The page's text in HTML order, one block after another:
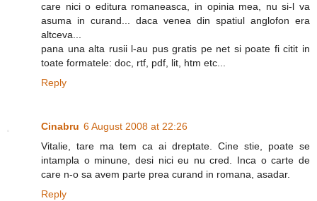
care nici o editura romaneasca, in opinia mea, nu si-l va
asuma in curand... daca venea din spatiul anglofon era
altceva...
pana una alta rusii l-au pus gratis pe net si poate fi citit in
toate formatele: doc, rtf, pdf, lit, htm etc...
Reply
Cinabru 6 August 2008 at 22:26
Vitalie, tare ma tem ca ai dreptate. Cine stie, poate se
intampla o minune, desi nici eu nu cred. Inca o carte de
care n-o sa avem parte prea curand in romana, asadar.
Reply